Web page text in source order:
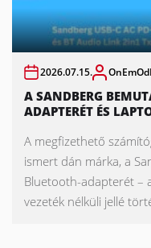
2026.07.15.
A SANDBERG
ADAPTERÉT ÉS
A megfizethető
ismert dán márka, a
Bluetooth-adapterét –
vezeték nélküli jellé